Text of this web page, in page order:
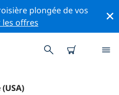
plongée de vos
les offres